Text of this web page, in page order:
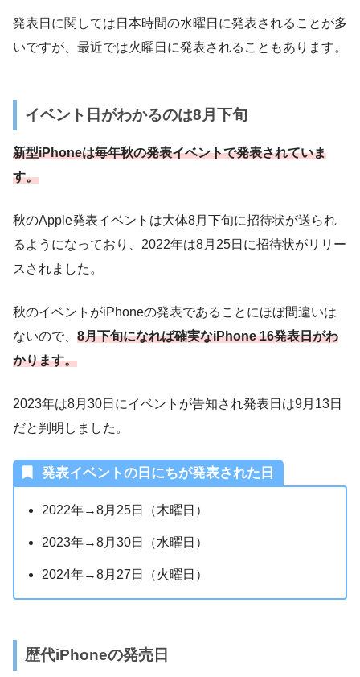
発表日に関しては日本時間の水曜日に発表されることが多
いですが、最近では火曜日に発表されることもあります。
イベント日がわかるのは8月下旬
新型iPhoneは毎年秋の発表イベントで発表されていま
す。
秋のApple発表イベントは大体8月下旬に招待状が送られ
るようになっており、2022年は8月25日に招待状がリリー
スされました。
秋のイベントがiPhoneの発表であることにほぼ間違いは
ないので、 8月下旬になれば確実なiPhone 16発表日がわ
かります。
2023年は8月30日にイベントが告知され発表日は9月13日
だと判明しました。
発表イベントの日にちが発表された日
2022年→8月25日（木曜日）
2023年→8月30日（水曜日）
2024年→8月27日（火曜日）
歴代iPhoneの発売日